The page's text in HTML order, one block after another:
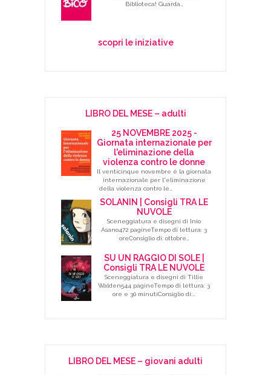
Biblioteca! Guarda…
scopri le iniziative
LIBRO DEL MESE – adulti
25 NOVEMBRE 2025 -
Giornata internazionale per
l'eliminazione della
violenza contro le donne
Il venticinque novembre è la giornata
internazionale per l'eliminazione
della violenza contro le…
SOLANIN | Consigli TRA LE
NUVOLE
Sceneggiatura e disegni di Inio
Asano472 pagineTempo di lettura: 3
oreConsiglio di: ottobre…
SU UN RAGGIO DI SOLE |
Consigli TRA LE NUVOLE
Sceneggiatura e disegni di Tillie
Walden544 pagineTempo di lettura: 3
ore e 30 minutiConsiglio di:…
LIBRO DEL MESE – giovani adulti